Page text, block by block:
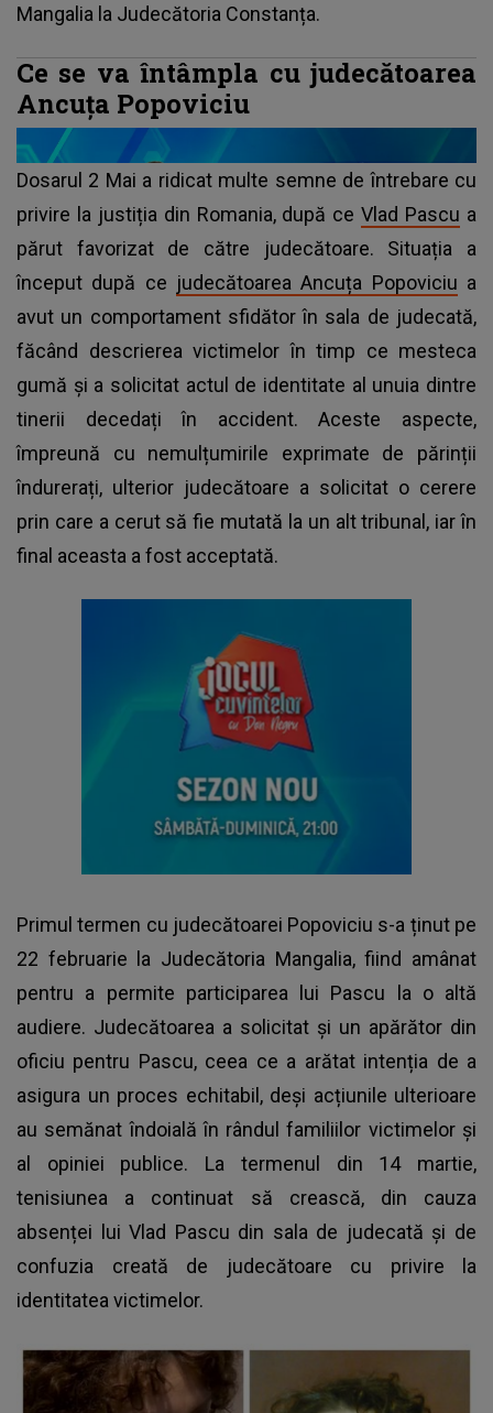
Mangalia la Judecătoria Constanța.
Ce se va întâmpla cu judecătoarea
Ancuţa Popoviciu
Dosarul 2 Mai a ridicat multe semne de întrebare cu
privire la justiția din Romania, după ceVlad Pascu a
părut favorizat de către judecătoare. Situația a
început după ce judecătoarea Ancuța Popoviciu a
avut un comportament sfidător în sala de judecată,
făcând descrierea victimelor în timp ce mesteca
gumă și a solicitat actul de identitate al unuia dintre
tinerii decedați în accident. Aceste aspecte,
împreună cu nemulțumirile exprimate de părinții
îndurerați, ulterior judecătoare a solicitat o cerere
prin care a cerut să fie mutată la un alt tribunal, iar în
final aceasta a fost acceptată.
Primul termen cu judecătoarei Popoviciu s-a ținut pe
22 februarie la Judecătoria Mangalia, fiind amânat
pentru a permite participarea lui Pascu la o altă
audiere. Judecătoarea a solicitat și un apărător din
oficiu pentru Pascu, ceea ce a arătat intenția de a
asigura un proces echitabil, deși acțiunile ulterioare
au semănat îndoială în rândul familiilor victimelor și
al opiniei publice. La termenul din 14 martie,
tenisiunea a continuat să crească, din cauza
absenței lui Vlad Pascu din sala de judecată și de
confuzia creată de judecătoare cu privire la
identitatea victimelor.